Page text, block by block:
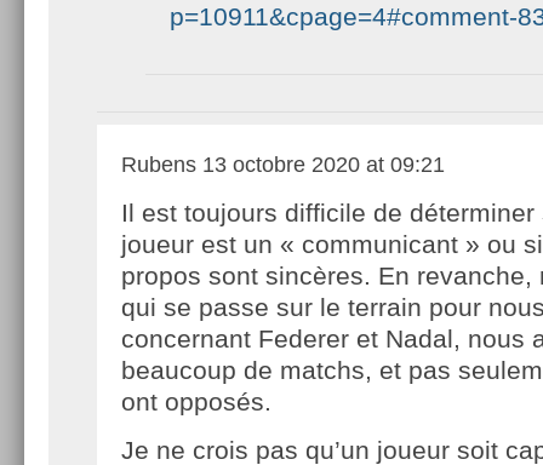
p=10911&cpage=4#comment-
Rubens 13 octobre 2020 at 09:21
Il est toujours difficile de déterminer
joueur est un « communicant » ou
propos sont sincères. En revanche,
qui se passe sur le terrain pour
concernant Federer et Nadal, nous
beaucoup de matchs, et pas
ont opposés.
Je ne crois pas qu’un joueur soit